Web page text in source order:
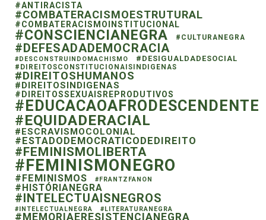
#ANTIRACISTA
#COMBATERACISMOESTRUTURAL
#COMBATERACISMOINSTITUCIONAL
#CONSCIENCIANEGRA #CULTURANEGRA
#DEFESADADEMOCRACIA
#DESCONSTRUINDOMACHISMO #DESIGUALDADESOCIAL
#DIREITOSCONSTITUCIONAISINDIGENAS
#DIREITOSHUMANOS
#DIREITOSINDIGENAS
#DIREITOSSEXUAISREPRODUTIVOS
#EDUCACAOAFRODESCENDENTE
#EQUIDADERACIAL
#ESCRAVISMOCOLONIAL
#ESTADODEMOCRATICODEDIREITO
#FEMINISMOLIBERTA
#FEMINISMONEGRO
#FEMINISMOS #FRANTZFANON
#HISTÓRIANEGRA
#INTELECTUAISNEGROS
#INTELECTUALNEGRA #LITERATURANEGRA
#MEMORIAERESISTENCIANEGRA